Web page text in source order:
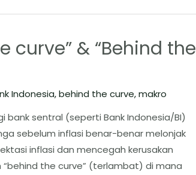
curve” & “Behind the
Indonesia,behind the curve,makro
bank sentral (seperti Bank Indonesia/BI)
sebelum inflasi benar-benar melonjak
inflasi dan mencegah kerusakan
the curve” (terlambat) di mana